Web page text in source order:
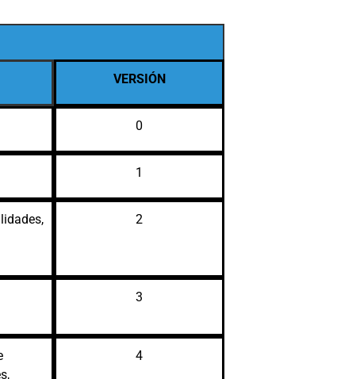
VERSIÓN
0
1
2
3
4